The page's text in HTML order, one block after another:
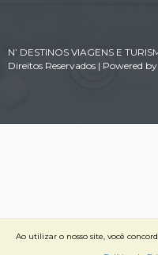
N’ DESTINOS VIAGENS E
Direitos Reservados | Powered by
Ao utilizar o nosso site, você